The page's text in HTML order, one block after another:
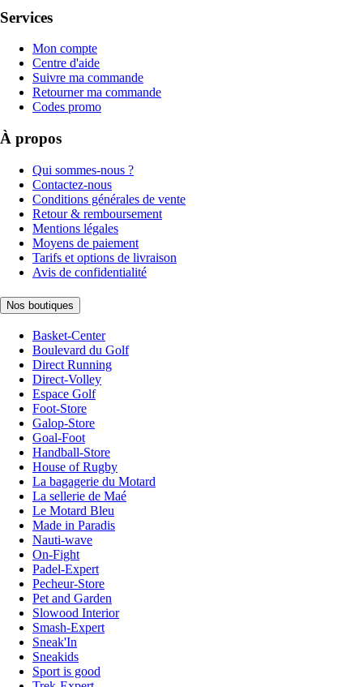
Services
Mon compte
Centre d'aide
Suivre ma commande
Retourner ma commande
Codes promo
À propos
Qui sommes-nous ?
Contactez-nous
Conditions générales de vente
Retour & remboursement
Mentions légales
Moyens de paiement
Tarifs et options de livraison
Avis de confidentialité
Nos boutiques
Basket-Center
Boulevard du Golf
Direct Running
Direct-Volley
Espace Golf
Foot-Store
Galop-Store
Goal-Foot
Handball-Store
House of Rugby
La bagagerie du Motard
La sellerie de Maé
Le Motard Bleu
Made in Paradis
Nauti-wave
On-Fight
Padel-Expert
Pecheur-Store
Pet and Garden
Slowood Interior
Smash-Expert
Sneak'In
Sneakids
Sport is good